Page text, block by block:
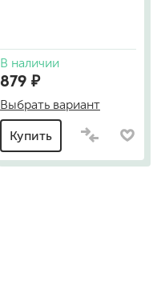
В наличии
879 ₽
Выбрать вариант
Купить